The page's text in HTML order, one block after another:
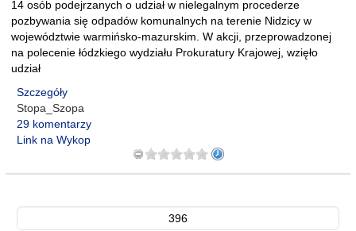
14 osób podejrzanych o udział w nielegalnym procederze
pozbywania się odpadów komunalnych na terenie Nidzicy w
województwie warmińsko-mazurskim. W akcji, przeprowadzonej
na polecenie łódzkiego wydziału Prokuratury Krajowej, wzięło
udział
Szczegóły
Stopa_Szopa
29 komentarzy
Link na Wykop
396